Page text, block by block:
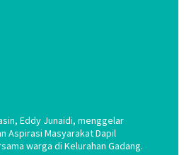
Eddy Junaidi, menggelar
Aspirasi Masyarakat Dapil
warga di Kelurahan Gadang.